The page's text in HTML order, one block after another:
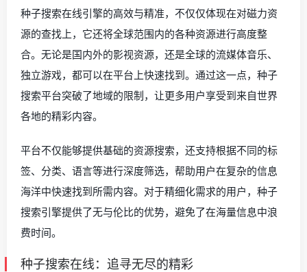
种子搜索在线引擎的高效与精准，不仅仅体现在对磁力资
源的查找上，它还将全球范围内的各种资源进行高度整
合。无论是国内外的影视资源，还是全球的流媒体音乐、
独立游戏，都可以在平台上快速找到。通过这一点，种子
搜索平台突破了地域的限制，让更多用户享受到来自世界
各地的精彩内容。
平台不仅能够提供基础的资源搜索，还支持根据不同的标
签、分类、语言等进行深度筛选，帮助用户在复杂的信息
海洋中快速找到所需内容。对于精细化需求的用户，种子
搜索引擎提供了无与伦比的优势，避免了在海量信息中浪
费时间。
种子搜索在线：追寻无尽的精彩